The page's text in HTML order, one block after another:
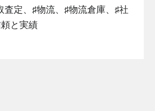
査定、♯物流、♯物流倉庫、♯社
と実績